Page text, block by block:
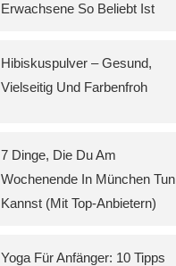
Erwachsene So Beliebt Ist
Hibiskuspulver – Gesund,
Vielseitig Und Farbenfroh
7 Dinge, Die Du Am
Wochenende In München Tun
Kannst (mit Top-Anbietern)
Yoga Für Anfänger: 10 Tipps